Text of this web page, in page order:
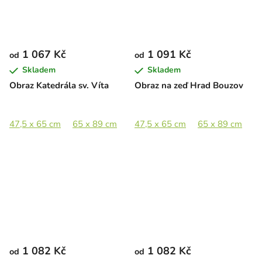
Obraz Katedrála sv. Víta
od 1 067 Kč
Skladem
47,5 x 65 cm 65 x 89 cm 89 x 122 cm
Obraz na zeď Hrad Bouzov
od 1 091 Kč
Skladem
47,5 x 65 cm 65 x 89 cm
od 1 082 Kč od 1 082 Kč